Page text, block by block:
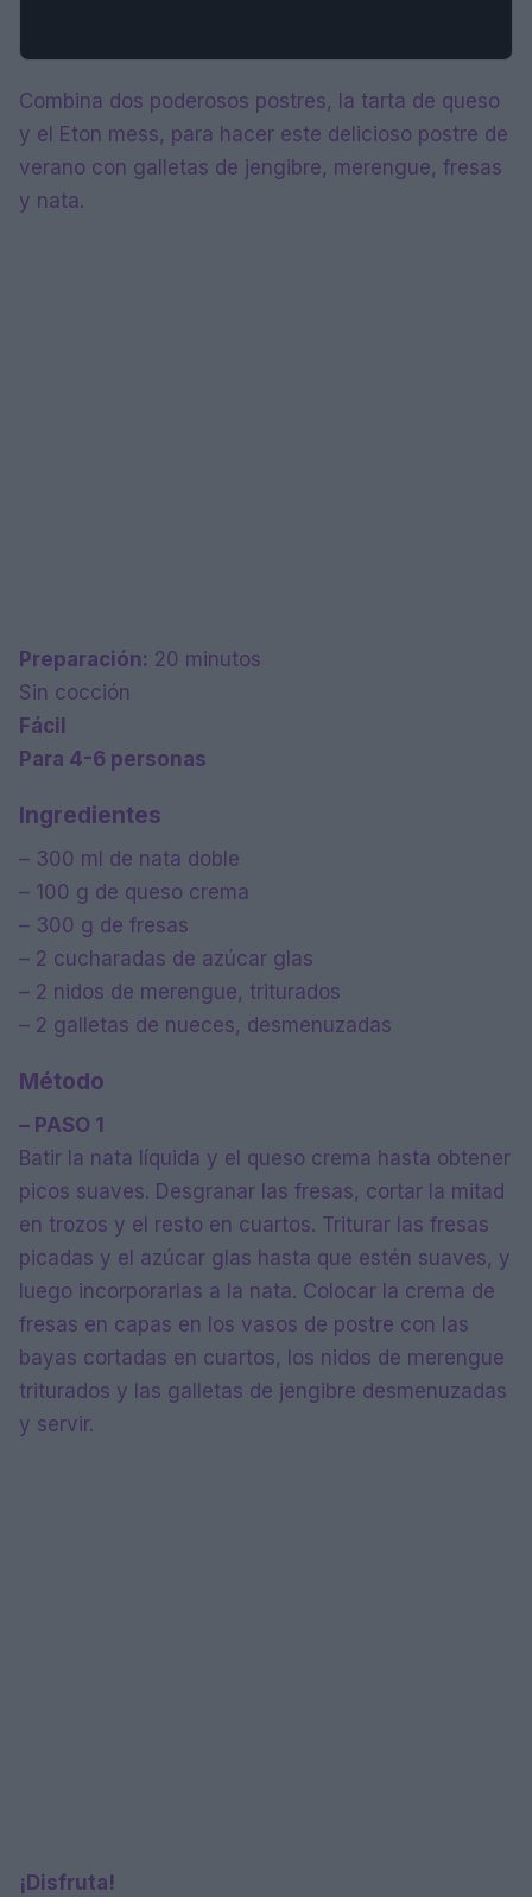
Combina dos poderosos postres, la tarta de queso
y el Eton mess, para hacer este delicioso postre de
verano con galletas de jengibre, merengue, fresas
y nata.
Preparación: 20 minutos
Sin cocción
Fácil
Para 4-6 personas
Ingredientes
– 300 ml de nata doble
– 100 g de queso crema
– 300 g de fresas
– 2 cucharadas de azúcar glas
– 2 nidos de merengue, triturados
– 2 galletas de nueces, desmenuzadas
Método
– PASO 1
Batir la nata líquida y el queso crema hasta obtener
picos suaves. Desgranar las fresas, cortar la mitad
en trozos y el resto en cuartos. Triturar las fresas
picadas y el azúcar glas hasta que estén suaves, y
luego incorporarlas a la nata. Colocar la crema de
fresas en capas en los vasos de postre con las
bayas cortadas en cuartos, los nidos de merengue
triturados y las galletas de jengibre desmenuzadas
y servir.
¡Disfruta!